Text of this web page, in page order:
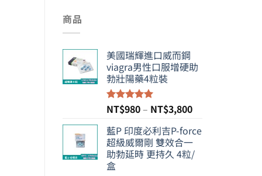
商品
美國瑞輝進口威而鋼
viagra男性口服增硬助
勃壯陽藥4粒裝
評分5.00
滿分 5
NT$980– NT$3,800價
範
圍：
NT$980
藍P 印度必利吉P-force
超級威爾剛 雙效合一
助勃延時 更持久 4粒/
盒